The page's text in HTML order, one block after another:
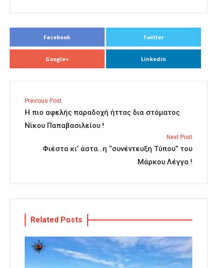
Facebook Twitter
Google+ Linkedin
Previous Post
Η πιο αφελής παραδοχή ήττας δια στόματος
Νίκου Παπαβασιλείου !
Next Post
Φιέστα κι’ άστα…η “συνέντευξη Τύπου” του
Μάρκου Λέγγα !
Related Posts